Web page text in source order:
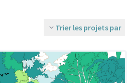
Trier les projets par